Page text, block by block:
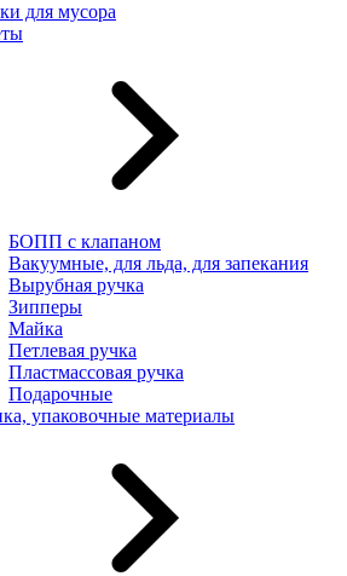
для мусора
БОПП с клапаном
Вакуумные, для льда, для запекания
Вырубная ручка
Зипперы
Майка
Петлевая ручка
Пластмассовая ручка
Подарочные
упаковочные материалы